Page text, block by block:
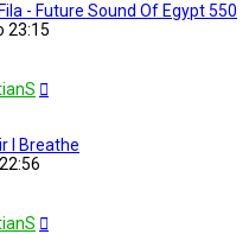
- Future Sound Of Egypt 550
23:15
I Breathe